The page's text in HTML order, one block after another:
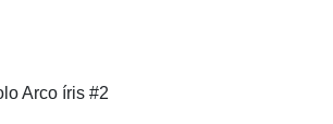
Arco íris #2